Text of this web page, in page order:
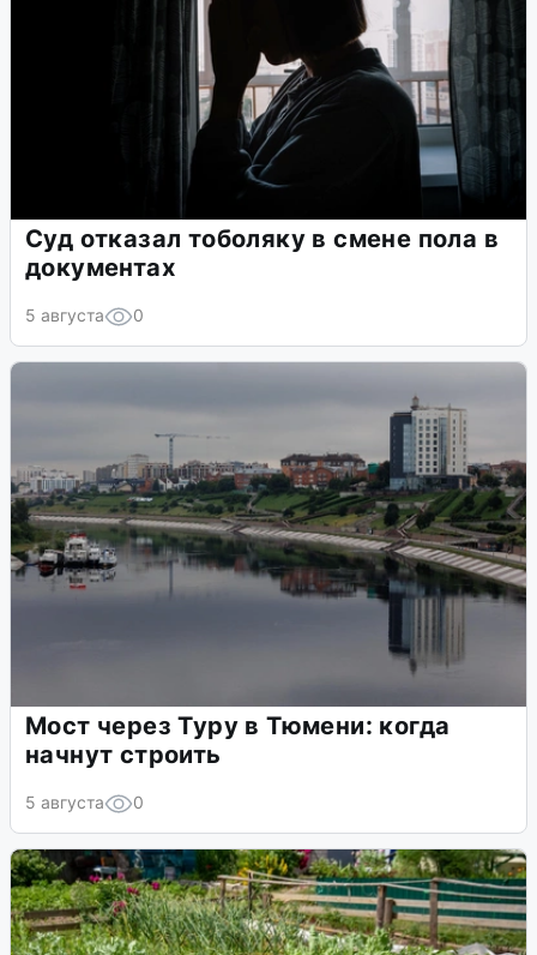
Суд отказал тоболяку в смене пола в
документах
5 августа 0
Мост через Туру в Тюмени: когда
начнут строить
5 августа 0